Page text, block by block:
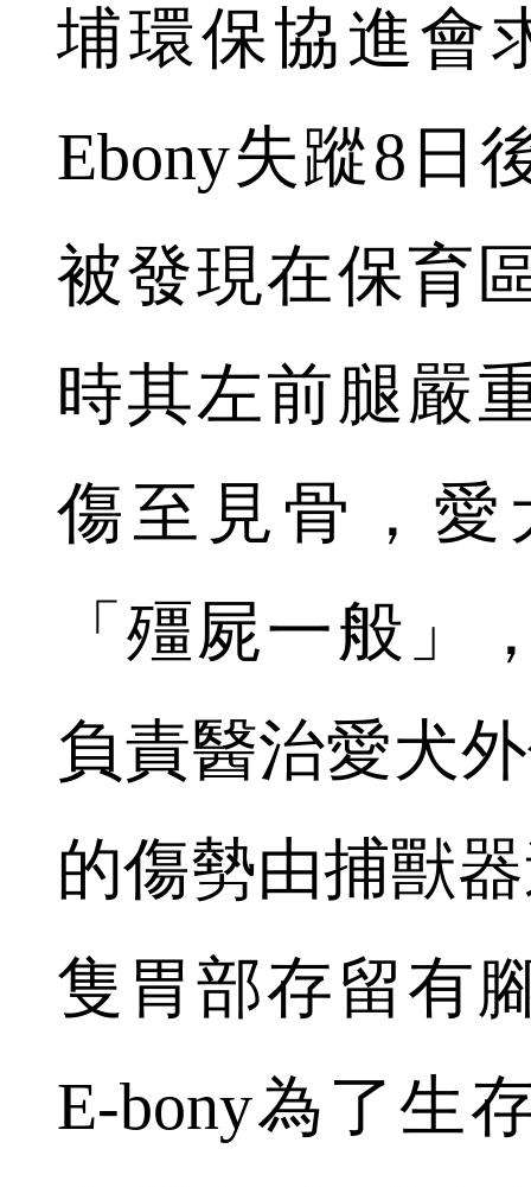
埔環保協進會
Ebony失蹤8日
被發現在保育
時其左前腿嚴
傷至見骨，愛
「殭屍一般」
負責醫治愛犬
的傷勢由捕獸
隻胃部存留有
E-bony為了生